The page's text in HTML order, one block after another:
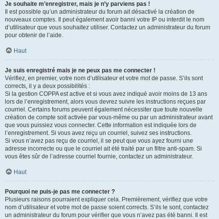
Je souhaite m’enregistrer, mais je n’y parviens pas !
Il est possible qu’un administrateur du forum ait désactivé la création de
nouveaux comptes. Il peut également avoir banni votre IP ou interdit le nom
d’utilisateur que vous souhaitez utiliser. Contactez un administrateur du forum
pour obtenir de l’aide.
Haut
Je suis enregistré mais je ne peux pas me connecter !
Vérifiez, en premier, votre nom d’utilisateur et votre mot de passe. S’ils sont
corrects, il y a deux possibilités :
Si la gestion COPPA est active et si vous avez indiqué avoir moins de 13 ans
lors de l’enregistrement, alors vous devrez suivre les instructions reçues par
courriel. Certains forums peuvent également nécessiter que toute nouvelle
création de compte soit activée par vous-même ou par un administrateur avant
que vous puissiez vous connecter. Cette information est indiquée lors de
l’enregistrement. Si vous avez reçu un courriel, suivez ses instructions.
Si vous n’avez pas reçu de courriel, il se peut que vous ayez fourni une
adresse incorrecte ou que le courriel ait été traité par un filtre anti-spam. Si
vous êtes sûr de l’adresse courriel fournie, contactez un administrateur.
Haut
Pourquoi ne puis-je pas me connecter ?
Plusieurs raisons pourraient expliquer cela. Premièrement, vérifiez que votre
nom d’utilisateur et votre mot de passe soient corrects. S’ils le sont, contactez
un administrateur du forum pour vérifier que vous n’avez pas été banni. Il est